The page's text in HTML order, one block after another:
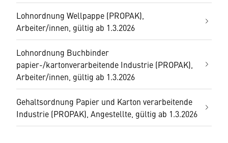
Lohnordnung Wellpappe (PROPAK),
Arbeiter/innen, gültig ab 1.3.2026
Lohnordnung Buchbinder
papier-/kartonverarbeitende Industrie (PROPAK),
Arbeiter/innen, gültig ab 1.3.2026
Gehaltsordnung Papier und Karton verarbeitende
Industrie (PROPAK), Angestellte, gültig ab 1.3.2026